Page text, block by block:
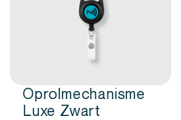
Oprolmechanisme
Luxe Zwart